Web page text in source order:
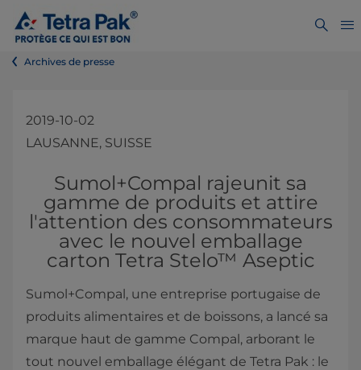
Archives de presse
2019-10-02
LAUSANNE, SUISSE
​​​​​​​​​​​​​​​​​​​​Sumol+Compal rajeunit sa
gamme de produits et attire
l'attention des consommateurs
avec le nouvel emballage
carton Tetra Stelo™​​​​​​​​​​​​​​​​​​​​ Aseptic
Sumol+Compal, une entreprise portugaise de
produits alimentaires et de boissons, a lancé sa
marque haut de gamme Compal, arborant le
tout nouvel emballage élégant de Tetra Pak : le